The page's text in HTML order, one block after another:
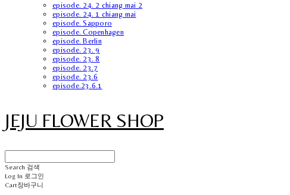
episode. 24. 2 chiang mai 2
episode. 24. 1 chiang mai
episode. Sapporo
episode. Copenhagen
episode. Berlin
episode. 23. 9
episode. 23. 8
episode. 23.7
episode. 23.6
episode.23.6.1
JEJU FLOWER SHOP
Search 검색
Log In 로그인
Cart장바구니